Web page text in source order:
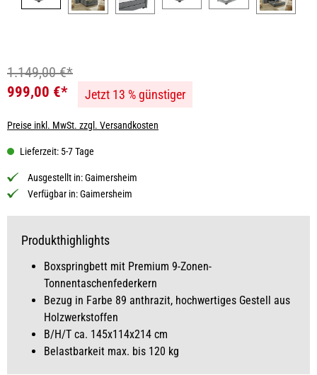
Produkthighlights
Boxspringbett mit Premium 9-Zonen-
Tonnentaschenfederkern
Bezug in Farbe 89 anthrazit, hochwertiges Gestell aus
Holzwerkstoffen
B/H/T ca. 145x114x214 cm
Belastbarkeit max. bis 120 kg
1.149,00 €*
999,00 €*
Jetzt 13 % günstiger
Preise inkl. MwSt. zzgl. Versandkosten
Lieferzeit: 5-7 Tage
Ausgestellt in:Gaimersheim
Verfügbar in:Gaimersheim